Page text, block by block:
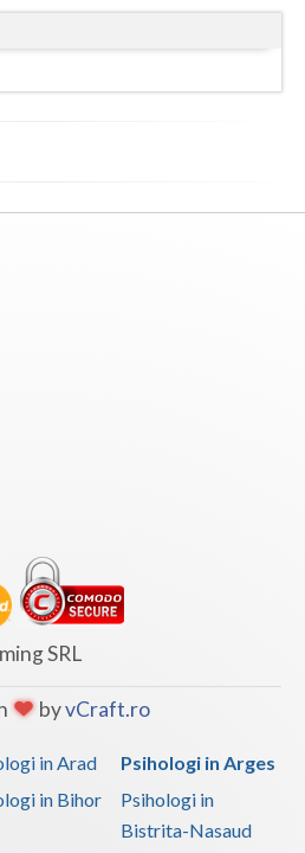
SRL
byvCraft.ro
in Arad
Psihologi in Arges
in Bihor
Psihologi in
Bistrita-Nasaud